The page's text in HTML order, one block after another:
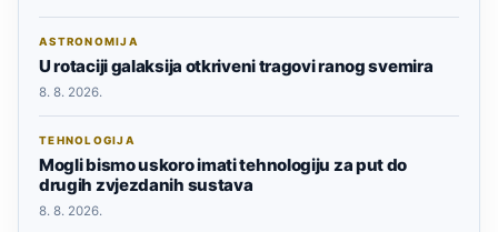
ASTRONOMIJA
U rotaciji galaksija otkriveni tragovi ranog svemira
8. 8. 2026.
TEHNOLOGIJA
Mogli bismo uskoro imati tehnologiju za put do
drugih zvjezdanih sustava
8. 8. 2026.